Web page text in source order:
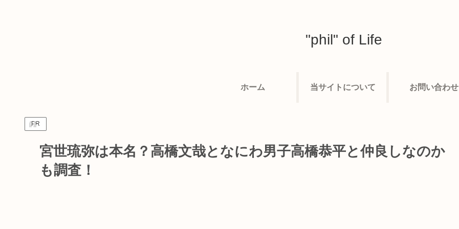
"phil" of Life
ホーム 当サイトについて お問い合わせ
PR
宮世琉弥は本名？高橋文哉となにわ男子高橋恭平と仲良しなのか
も調査！